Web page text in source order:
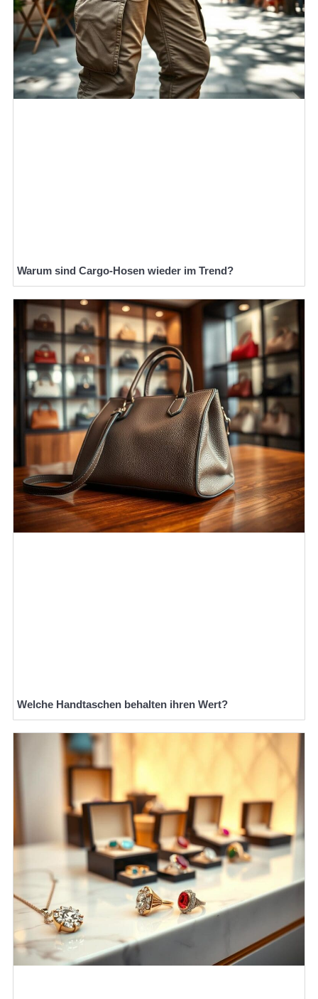
Warum sind Cargo-Hosen wieder im Trend?
Welche Handtaschen behalten ihren Wert?